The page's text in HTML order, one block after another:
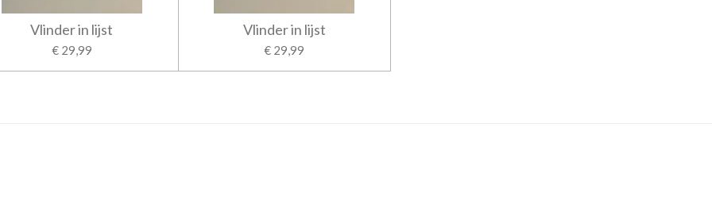
Vlinder in lijst
€ 29,99
Vlinder in lijst
€ 29,99